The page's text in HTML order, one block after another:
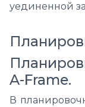
уединенной
A-Frame.
В